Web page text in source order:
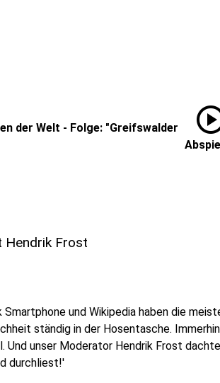
der Welt - Folge: "Greifswalder
Hendrik Frost
und Wikipedia haben die
ständig in der Hosentasche.
unser Moderator Hendrik Frost
durchliest!'